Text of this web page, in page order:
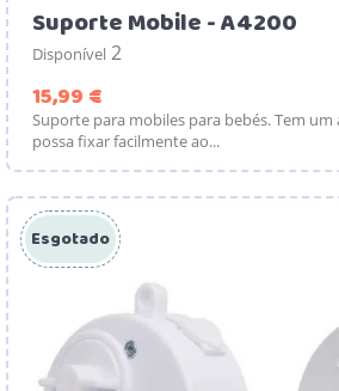
Suporte Mobile - A4200
Disponível 2
15,99 €
Suporte para mobiles para bebés. Tem
possa fixar facilmente ao...
Esgotado